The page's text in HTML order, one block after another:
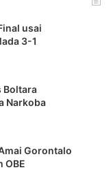
usai
3-1
Boltara
Narkoba
Gorontalo
OBE